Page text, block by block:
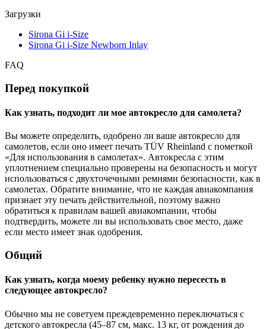
Загрузки
Sirona Gi i-Size
Sirona Gi i-Size Newborn Inlay
FAQ
Перед покупкой
Как узнать, подходит ли мое автокресло для самолета?
Вы можете определить, одобрено ли ваше автокресло для
самолетов, если оно имеет печать TÜV Rheinland с пометкой
«Для использования в самолетах». Автокресла с этим
уплотнением специально проверены на безопасность и могут
использоваться с двухточечными ремнями безопасности, как в
самолетах. Обратите внимание, что не каждая авиакомпания
признает эту печать действительной, поэтому важно
обратиться к правилам вашей авиакомпании, чтобы
подтвердить, можете ли вы использовать свое место, даже
если место имеет знак одобрения.
Общий
Как узнать, когда моему ребенку нужно пересесть в
следующее автокресло?
Обычно мы не советуем преждевременно переключаться с
детского автокресла (45–87 см, макс. 13 кг, от рождения до